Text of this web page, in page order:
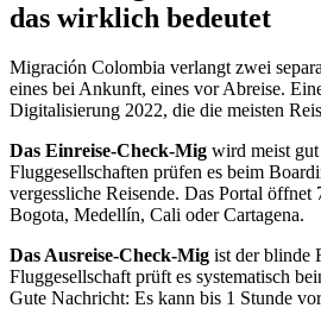
das wirklich bedeutet
Migración Colombia verlangt zwei
eines bei Ankunft, eines vor Abreise.
Digitalisierung 2022, die die meisten
Das Einreise-Check-Mig wird meist
Fluggesellschaften prüfen es beim
vergessliche Reisende. Das Portal
Bogota, Medellín, Cali oder Cartagena.
Das Ausreise-Check-Mig ist der blinde
Fluggesellschaft prüft es systematisch
Gute Nachricht: Es kann bis 1 Stunde